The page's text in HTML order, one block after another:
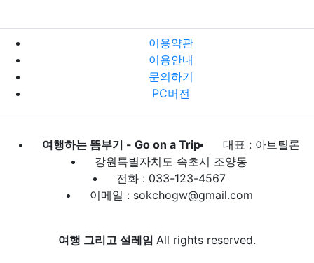
이용약관
이용안내
문의하기
PC버전
여행하는 뜸부기 - Go on a Trip
대표 : 아브틸론
강원특별자치도 속초시 조양동
전화 : 033-123-4567
이메일 : sokchogw@gmail.com
여행 그리고 설레임 All rights reserved.